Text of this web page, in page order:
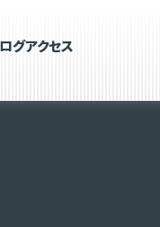
グアクセス